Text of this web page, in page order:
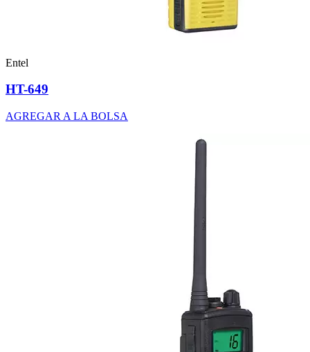
Entel
HT-649
AGREGAR A LA BOLSA